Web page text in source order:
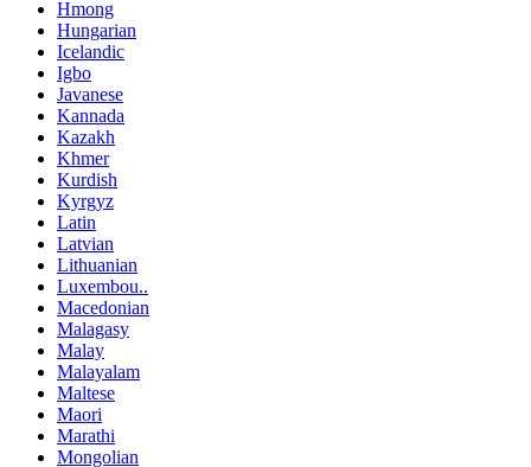
Hmong
Hungarian
Icelandic
Igbo
Javanese
Kannada
Kazakh
Khmer
Kurdish
Kyrgyz
Latin
Latvian
Lithuanian
Luxembou..
Macedonian
Malagasy
Malay
Malayalam
Maltese
Maori
Marathi
Mongolian